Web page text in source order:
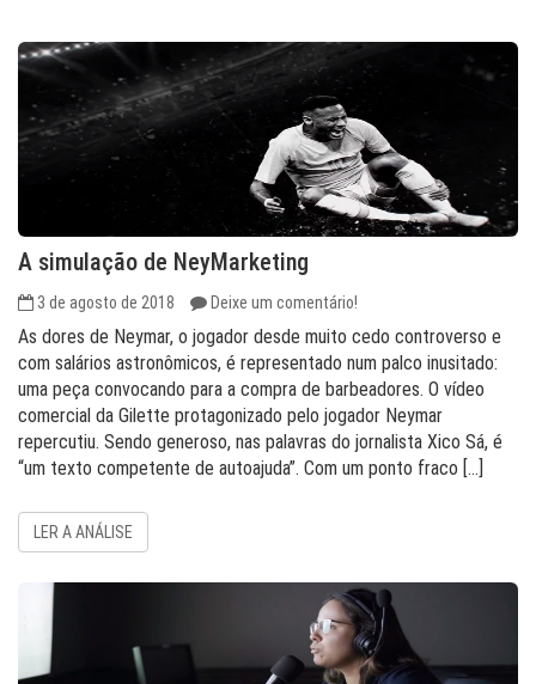
A simulação de NeyMarketing
3 de agosto de 2018 Deixe um comentário!
As dores de Neymar, o jogador desde muito cedo controverso e
com salários astronômicos, é representado num palco inusitado:
uma peça convocando para a compra de barbeadores. O vídeo
comercial da Gilette protagonizado pelo jogador Neymar
repercutiu. Sendo generoso, nas palavras do jornalista Xico Sá, é
“um texto competente de autoajuda”. Com um ponto fraco […]
LER A ANÁLISE